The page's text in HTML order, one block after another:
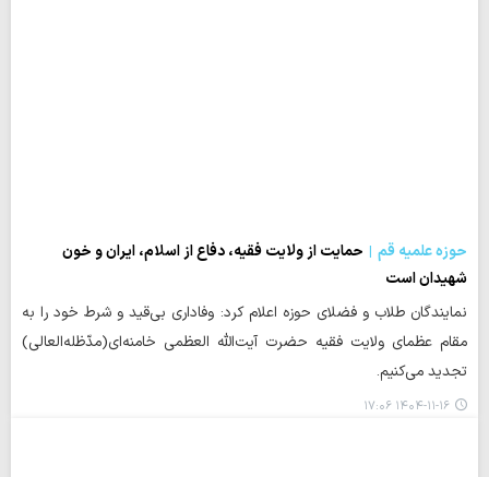
حوزه علمیه قم
حمایت از ولایت فقیه، دفاع از اسلام، ایران و خون
شهیدان است
نمایندگان طلاب و فضلای حوزه اعلام کرد: وفاداری بی‌قید و شرط خود را به
مقام عظمای ولایت فقیه حضرت آیت‌الله العظمی خامنه‌ای(مدّظله‌العالی)
تجدید می‌کنیم.
۱۴۰۴-۱۱-۱۶ ۱۷:۰۶